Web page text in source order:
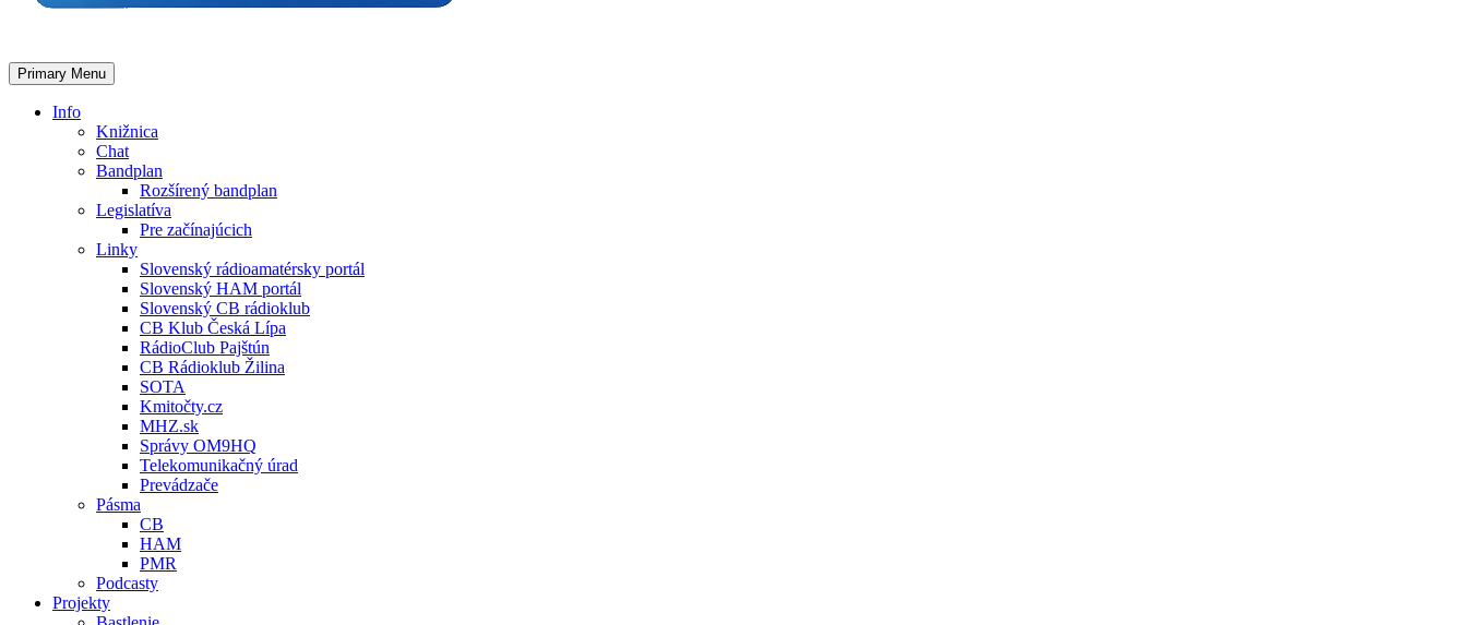
Primary Menu
Info
Knižnica
Chat
Bandplan
Rozšírený bandplan
Legislatíva
Pre začínajúcich
Linky
Slovenský rádioamatérsky portál
Slovenský HAM portál
Slovenský CB rádioklub
CB Klub Česká Lípa
RádioClub Pajštún
CB Rádioklub Žilina
SOTA
Kmitočty.cz
MHZ.sk
Správy OM9HQ
Telekomunikačný úrad
Prevádzače
Pásma
CB
HAM
PMR
Podcasty
Projekty